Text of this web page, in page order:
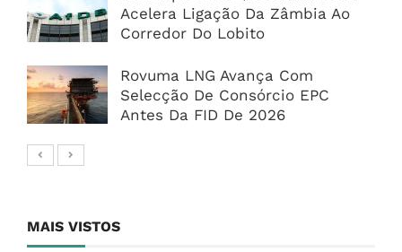
Acelera Ligação Da Zâmbia Ao
Corredor Do Lobito
Rovuma LNG Avança Com
Selecção De Consórcio EPC
Antes Da FID De 2026
MAIS VISTOS